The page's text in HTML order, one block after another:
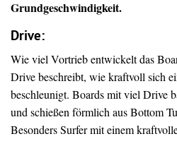
Grundgeschwindigkeit.
Drive:
Wie viel Vortrieb entwickelt das
Drive beschreibt, wie kraftvoll sich
beschleunigt. Boards mit viel Drive
und schießen förmlich aus Bottom
Besonders Surfer mit einem